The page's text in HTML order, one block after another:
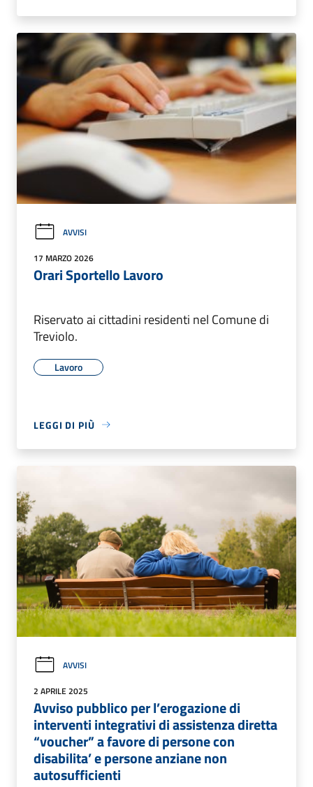
AVVISI
17 MARZO 2026
Orari Sportello Lavoro
Riservato ai cittadini residenti nel Comune di
Treviolo.
Lavoro
LEGGI DI PIÙ
AVVISI
2 APRILE 2025
Avviso pubblico per l’erogazione di
interventi integrativi di assistenza diretta
“voucher” a favore di persone con
disabilita’ e persone anziane non
autosufficienti